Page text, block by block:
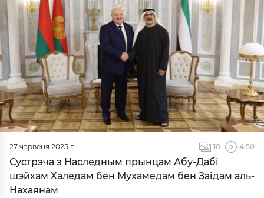
27 чэрвеня 2025 г. 10 4:50
Сустрэча з Наследным прынцам Абу-Дабі
шэйхам Халедам бен Мухамедам бен Заідам аль-
Нахаянам